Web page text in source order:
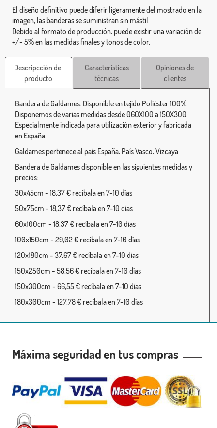
El diseño definitivo puede diferir ligeramente del mostrado en la
imagen, las banderas se suministran sin mástil.
Debido al formato de producción, puede existir una variación de
+/- 5% en las medidas finales y tonos de color.
Descripcción del
producto
Características
técnicas
Opiniones de
clientes
Bandera de Galdames. Disponible en tejido Poliéster 100%.
Disponemos de varias medidas desde 060X100 a 150X300.
Especialmente indicada para utilización exterior y fabricada
en España.
Galdames pertenece al país España, País Vasco, Vizcaya
Bandera de Galdames disponible en las siguientes medidas y
precios:
30x45cm - 18,37 € recíbala en 7-10 días
50x75cm - 18,37 € recíbala en 7-10 días
60x100cm - 18,37 € recíbala en 7-10 días
100x150cm - 29,02 € recíbala en 7-10 días
120x180cm - 37,67 € recíbala en 7-10 días
150x250cm - 58,56 € recíbala en 7-10 días
150x300cm - 66,55 € recíbala en 7-10 días
180x300cm - 127,78 € recíbala en 7-10 días
Máxima seguridad en tus compras